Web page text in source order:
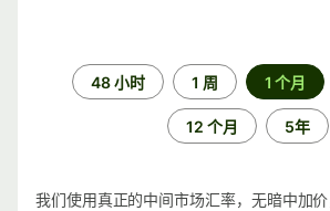
48 小时 1 周 1 个月
12 个月 5年
我们使用真正的中间市场汇率，无暗中加